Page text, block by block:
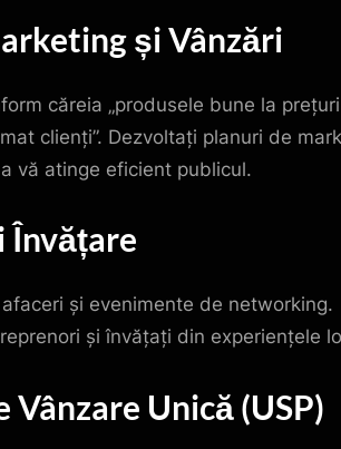
și Vânzări
căreia „produsele bune la prețuri
clienți”. Dezvoltați planuri de
vă atinge eficient publicul.
Învățare
și evenimente de networking.
și învățați din experiențele
Vânzare Unică (USP)